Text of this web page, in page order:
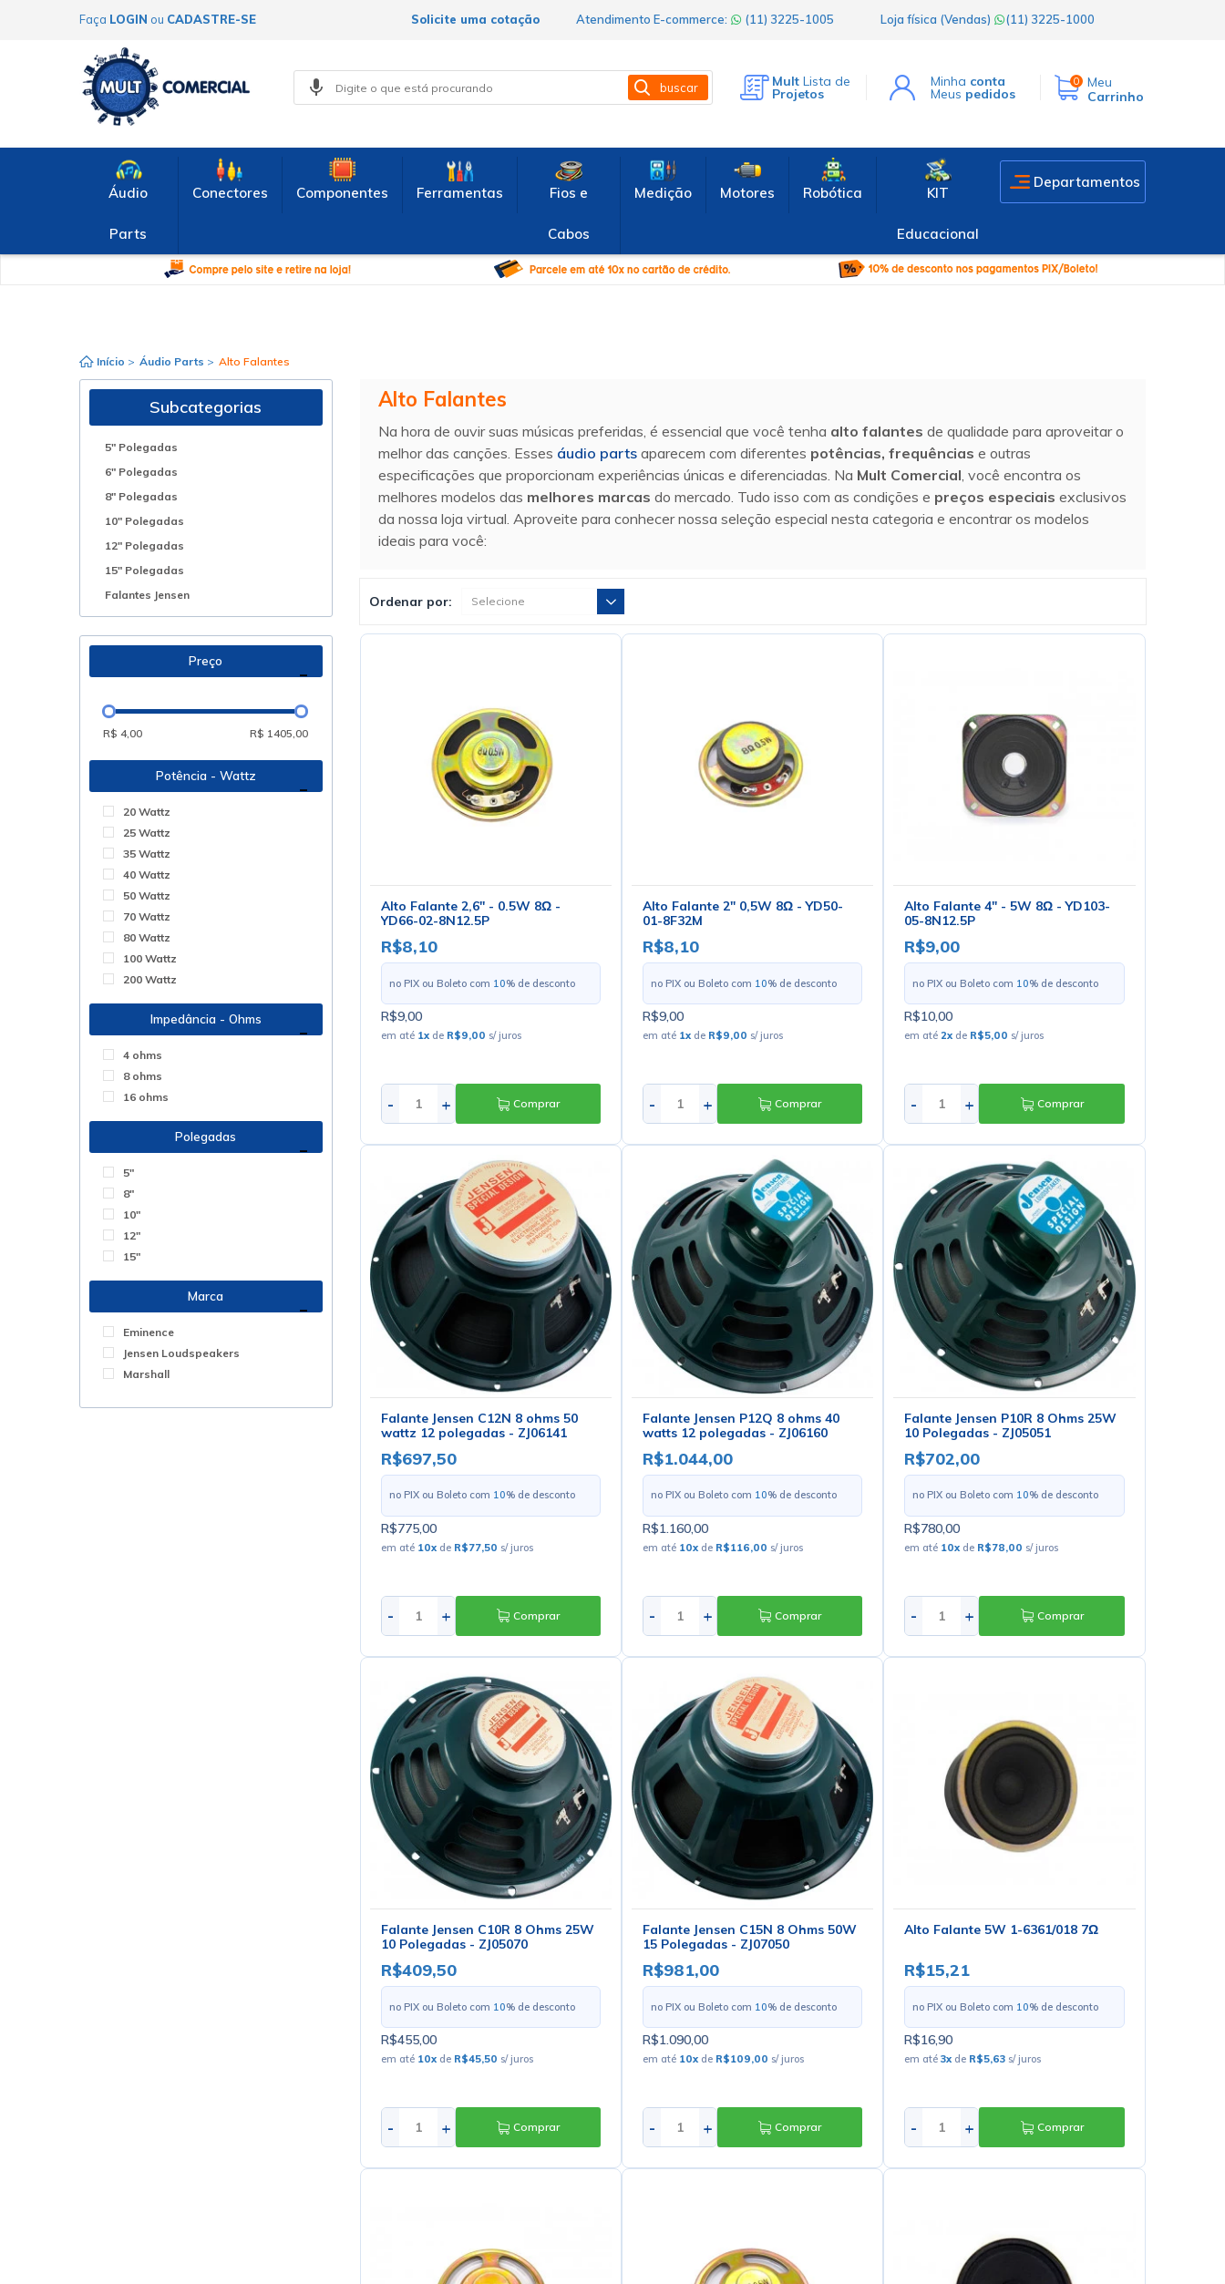
Faça LOGIN ou CADASTRE-SE Atendimento E-commerce: (11) 3225-1005 Loja física (Vendas) (11) 3225-1000
Solicite uma cotação
buscar Mult Lista de
Projetos
Minha conta
Meus pedidos
0
Meu
Carrinho
Áudio
Parts
Conectores Componentes Ferramentas Fios e
Cabos
Medição Motores Robótica KIT
Educacional
Departamentos
Início > Áudio Parts > Alto Falantes
Subcategorias
5" Polegadas
6" Polegadas
8" Polegadas
10" Polegadas
12" Polegadas
15" Polegadas
Falantes Jensen
Preço
R$ 4,00 R$ 1405,00
Potência - Wattz
20 Wattz
25 Wattz
35 Wattz
40 Wattz
50 Wattz
70 Wattz
80 Wattz
100 Wattz
200 Wattz
Impedância - Ohms
4 ohms
8 ohms
16 ohms
Polegadas
5"
8"
10"
12"
15"
Marca
Eminence
Jensen Loudspeakers
Marshall
Alto Falantes
Na hora de ouvir suas músicas preferidas, é essencial que você tenha alto falantes de qualidade para aproveitar o
melhor das canções. Esses áudio partsaparecem com diferentes potências, frequências e outras
especificações que proporcionam experiências únicas e diferenciadas. Na Mult Comercial, você encontra os
melhores modelos das melhores marcas do mercado. Tudo isso com as condições e preços especiais exclusivos
da nossa loja virtual. Aproveite para conhecer nossa seleção especial nesta categoria e encontrar os modelos
ideais para você:
Ordenar por:
Alto Falante 2,6'' - 0.5W 8Ω -
YD66-02-8N12.5P
R$8,10
no PIX ou Boleto com 10% de desconto
R$9,00
em até 1xde R$9,00 s/ juros
- + Comprar
Alto Falante 2" 0,5W 8Ω - YD50-
01-8F32M
R$8,10
no PIX ou Boleto com 10% de desconto
R$9,00
em até 1xde R$9,00 s/ juros
- + Comprar
Alto Falante 4" - 5W 8Ω - YD103-
05-8N12.5P
R$9,00
no PIX ou Boleto com 10% de desconto
R$10,00
em até 2x de R$5,00 s/ juros
- + Comprar
Falante Jensen C12N 8 ohms 50
wattz 12 polegadas - ZJ06141
R$697,50
no PIX ou Boleto com 10% de desconto
R$775,00
em até 10xde R$77,50 s/ juros
- + Comprar
Falante Jensen P12Q 8 ohms 40
watts 12 polegadas - ZJ06160
R$1.044,00
no PIX ou Boleto com 10% de desconto
R$1.160,00
em até 10xde R$116,00 s/ juros
- + Comprar
Falante Jensen P10R 8 Ohms 25W
10 Polegadas - ZJ05051
R$702,00
no PIX ou Boleto com 10% de desconto
R$780,00
em até 10x de R$78,00 s/ juros
- + Comprar
Falante Jensen C10R 8 Ohms 25W
10 Polegadas - ZJ05070
R$409,50
no PIX ou Boleto com 10% de desconto
R$455,00
em até 10xde R$45,50 s/ juros
- + Comprar
Falante Jensen C15N 8 Ohms 50W
15 Polegadas - ZJ07050
R$981,00
no PIX ou Boleto com 10% de desconto
R$1.090,00
em até 10xde R$109,00 s/ juros
- + Comprar
Alto Falante 5W 1-6361/018 7Ω
R$15,21
no PIX ou Boleto com 10% de desconto
R$16,90
em até3x de R$5,63 s/ juros
- + Comprar